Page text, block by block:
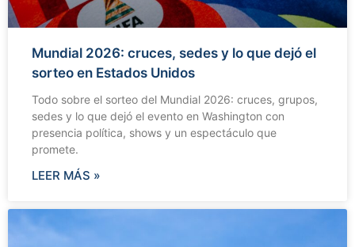
Mundial 2026: cruces, sedes y lo que dejó el
sorteo en Estados Unidos
Todo sobre el sorteo del Mundial 2026: cruces, grupos,
sedes y lo que dejó el evento en Washington con
presencia política, shows y un espectáculo que
promete.
LEER MÁS »